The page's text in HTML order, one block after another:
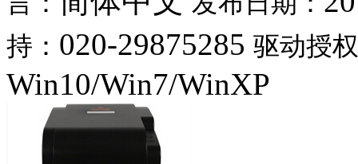
持： 020-29875285 驱动授
Win10/Win7/WinXP